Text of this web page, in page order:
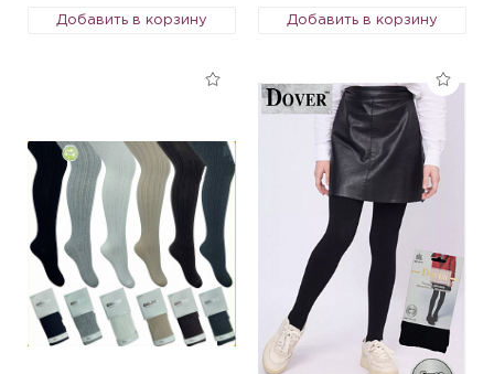
Добавить в корзину Добавить в корзину